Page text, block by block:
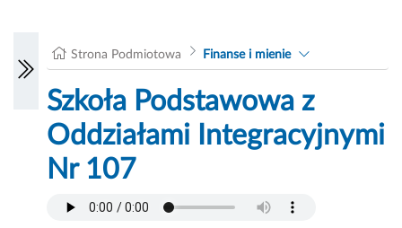
Strona Podmiotowa Finanse i mienie
Szkoła Podstawowa z
Oddziałami Integracyjnymi
Nr 107